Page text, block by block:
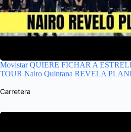
Movistar QUIERE FICHAR A
TOUR Nairo Quintana REVELA
Carretera